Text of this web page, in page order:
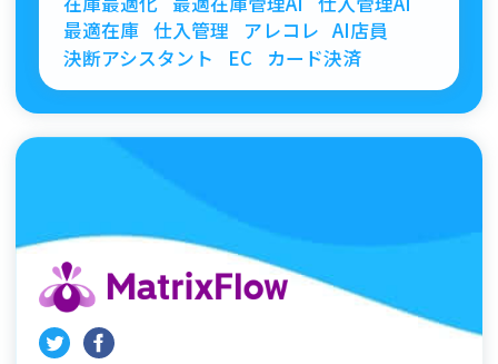
最適在庫 仕入管理 アレコレ AI店員
決断アシスタント
EC カード決済